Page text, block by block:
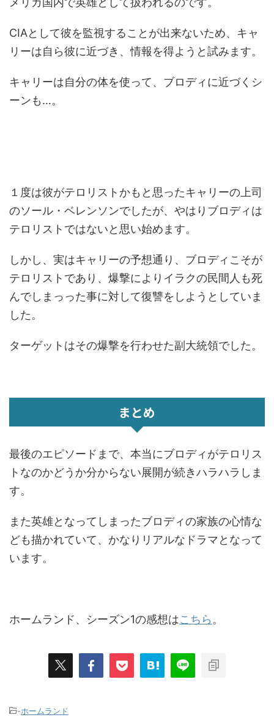
CIAとして彼を監視することが出来ないため、キャ
リーは自ら彼に近づき、情報を得ようと試みます。
キャリーは自分の体を使って、ブロディに近づくシ
ーンも…。
１度は彼がテロリストかもと思ったキャリーの上司
のソール・ベレンソンでしたが、やはりブロディは
テロリストではないと思い始めます。
しかし、実はキャリーの予想通り、ブロディこそが
テロリストであり、爆撃によりイラクの民間人も死
んでしまっった事に対して復讐をしようとしていま
した。
ターゲットはその爆撃を行わせた副大統領でした。
まとめ
最後のエピソードまで、本当にブロディがテロリス
トなのかどうか分からない展開が続きハラハラしま
す。
また英雄となってしまったブロディの家族の心情な
ども描かれていて、かなりリアルなドラマとなって
います。
ホームランド、シーズン1の感想はこちら 。
-ホームランド